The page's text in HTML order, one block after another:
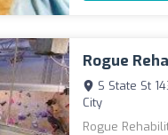
Rogue
S State St
City
Rogue